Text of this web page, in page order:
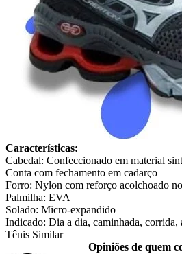
Características:
Cabedal: Confeccionado em material
Conta com fechamento em cadarço
Forro: Nylon com reforço acolchoado
Palmilha: EVA
Solado: Micro-expandido
Indicado: Dia a dia, caminhada, corrida,
Tênis Similar
Opiniões de quem